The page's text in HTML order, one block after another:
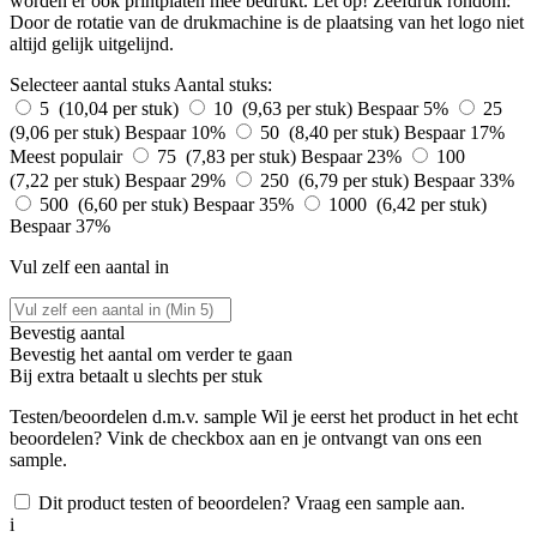
Door de rotatie van de drukmachine is de plaatsing van het logo niet
altijd gelijk uitgelijnd.
Selecteer aantal stuksAantal stuks:
5 (10,04 per stuk)
10 (9,63 per stuk) Bespaar 5%
25
(9,06 per stuk) Bespaar 10% 50 (8,40 per stuk) Bespaar 17%
Meest populair
75 (7,83 per stuk) Bespaar 23%
100
(7,22 per stuk) Bespaar 29% 250 (6,79 per stuk) Bespaar 33%
500 (6,60 per stuk) Bespaar 35%
1000 (6,42 per stuk)
Bespaar 37%
Vul zelf een aantal in
Bevestig aantal
Bevestig het aantal om verder te gaan
Bij extra betaalt u slechts per stuk
Testen/beoordelen d.m.v. sample Wil je eerst het product in het echt
beoordelen? Vink de checkbox aan en je ontvangt van ons een
sample.
Dit product testen of beoordelen? Vraag een sample aan.
i